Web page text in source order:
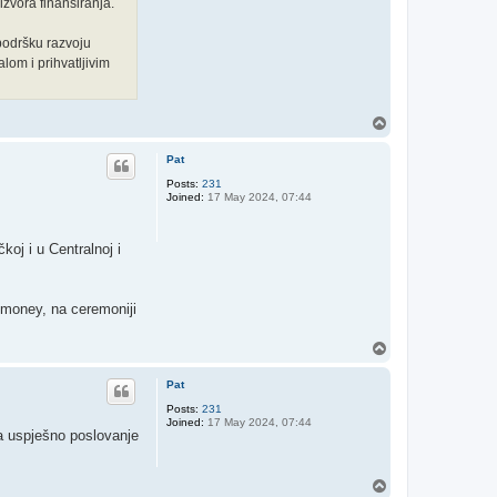
finansiranja.
razvoju
i prihvatljivim
Pat
Posts: 231
Joined: 17 May 2024, 07:44
i u Centralnoj i
na ceremoniji
Pat
Posts: 231
Joined: 17 May 2024, 07:44
uspješno poslovanje